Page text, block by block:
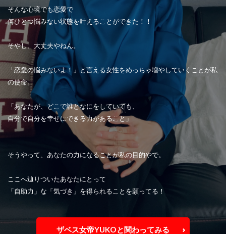
そんな心境でも恋愛で
何ひとつ悩みない状態を叶えることができた！！
そやし、大丈夫やねん。
「恋愛の悩みないよ！」と言える女性をめっちゃ増やしていくことが私
の使命。
「あなたが、どこで誰となにをしていても、
自分で自分を幸せにできる力があること」
そうやって、あなたの力になることが私の目的やで。
ここへ辿りついたあなたにとって
「自助力」な「気づき」を得られることを願ってる！
ザベス女帝YUKOと関わってみる